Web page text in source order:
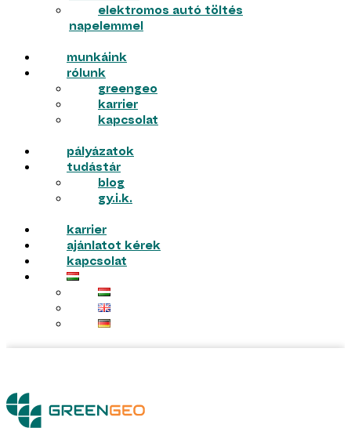
elektromos autó töltés
napelemmel
munkáink
rólunk
greengeo
karrier
kapcsolat
pályázatok
tudástár
blog
gy.i.k.
karrier
ajánlatot kérek
kapcsolat